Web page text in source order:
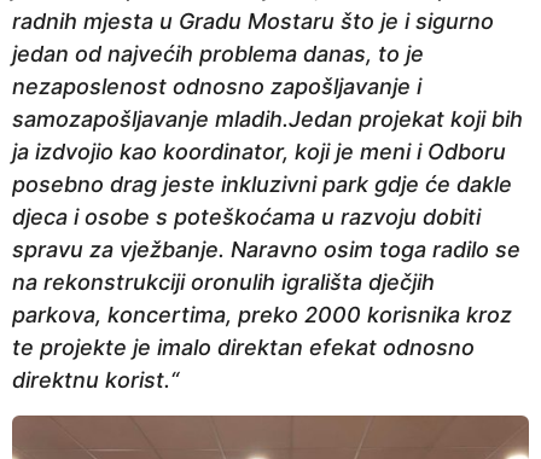
radnih mjesta u Gradu Mostaru što je i sigurno
jedan od najvećih problema danas, to je
nezaposlenost odnosno zapošljavanje i
samozapošljavanje mladih.Jedan projekat koji bih
ja izdvojio kao koordinator, koji je meni i Odboru
posebno drag jeste inkluzivni park gdje će dakle
djeca i osobe s poteškoćama u razvoju dobiti
spravu za vježbanje. Naravno osim toga radilo se
na rekonstrukciji oronulih igrališta dječjih
parkova, koncertima, preko 2000 korisnika kroz
te projekte je imalo direktan efekat odnosno
direktnu korist.“